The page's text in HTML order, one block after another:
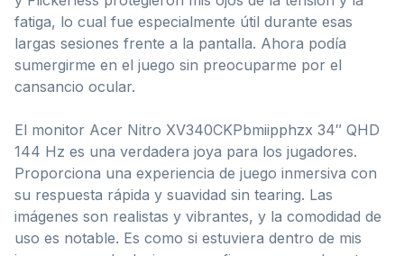
fatiga, lo cual fue especialmente útil durante esas
largas sesiones frente a la pantalla. Ahora podía
sumergirme en el juego sin preocuparme por el
cansancio ocular.
El monitor Acer Nitro XV340CKPbmiipphzx 34″ QHD
144 Hz es una verdadera joya para los jugadores.
Proporciona una experiencia de juego inmersiva con
su respuesta rápida y suavidad sin tearing. Las
imágenes son realistas y vibrantes, y la comodidad de
uso es notable. Es como si estuviera dentro de mis